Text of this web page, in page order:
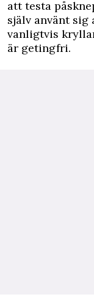
att testa
själv använt sig
vanligtvis
är getingfri.